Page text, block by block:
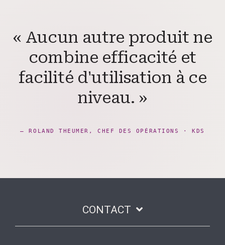
« Aucun autre produit ne
combine efficacité et
facilité d'utilisation à ce
niveau. »
— ROLAND THEUMER, CHEF DES OPÉRATIONS · KDS
CONTACT